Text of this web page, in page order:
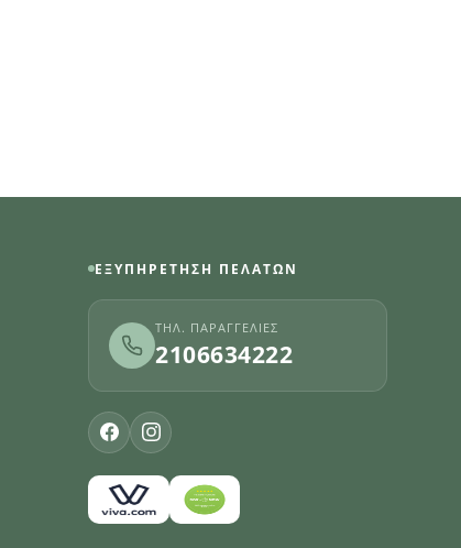
ΕΞΥΠΗΡΈΤΗΣΗ ΠΕΛΑΤΏΝ
ΤΗΛ. ΠΑΡΑΓΓΕΛΊΕΣ
2106634222